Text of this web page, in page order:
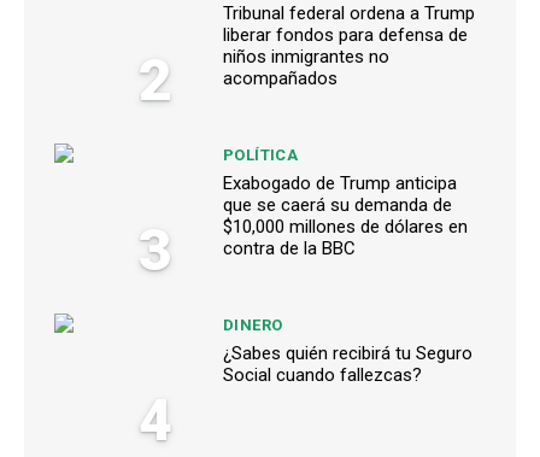
2
Tribunal federal ordena a Trump
liberar fondos para defensa de
niños inmigrantes no
acompañados
3
POLÍTICA
Exabogado de Trump anticipa
que se caerá su demanda de
$10,000 millones de dólares en
contra de la BBC
4
DINERO
¿Sabes quién recibirá tu Seguro
Social cuando fallezcas?